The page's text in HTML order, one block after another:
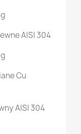
AISI 304
Cu
AISI 304